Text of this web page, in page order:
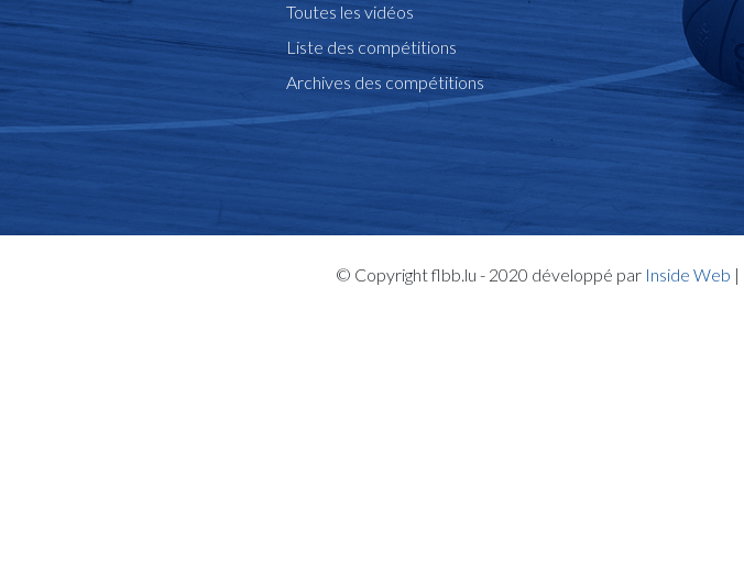
Toutes les vidéos
Liste des compétitions
Archives des compétitions
© Copyright flbb.lu - 2020 développé par Inside Web |